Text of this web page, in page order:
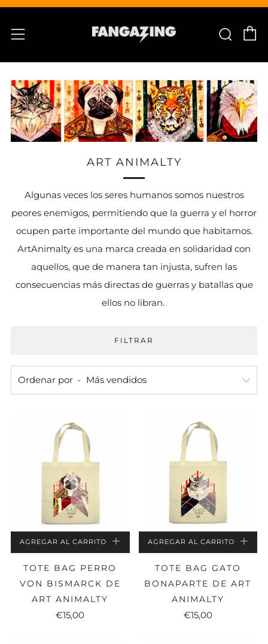
Menú
ART ANIMALTY
Algunas veces los seres humanos somos nuestros
peores enemigos, permitiendo que la guerra y el horror
ocupen parte importante del mundo que habitamos.
ArtAnimalty es una marca creada en solidaridad con
aquellos, que de manera tan injusta, sufren las
consecuencias más directas de guerras y batallas que
ellos no libran.
FILTRAR
Ordenar por
AGREGAR AL CARRITO
TOTE BAG PERRO
VON BISMARCK DE
ART ANIMALTY
€15,00
AGREGAR AL CARRITO
TOTE BAG GATO
BONAPARTE DE ART
ANIMALTY
€15,00